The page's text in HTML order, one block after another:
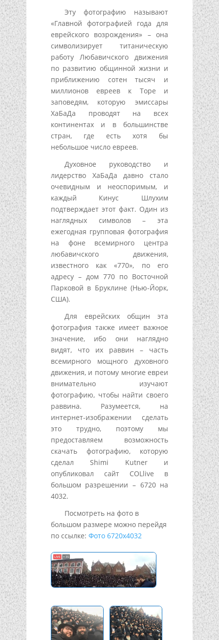
Эту фотографию называют
«Главной фотографией года для
еврейского возрождения» – она
символизирует титаническую
работу Любавичского движения
по развитию общинной жизни и
приближению сотен тысяч и
миллионов евреев к Торе и
заповедям, которую эмиссары
ХаБаДа проводят на всех
континентах и в большинстве
стран, где есть хотя бы
небольшое число евреев.
Духовное руководство и
лидерство ХаБаДа давно стало
очевидным и неоспоримым, и
каждый Кинус Шлухим
подтверждает этот факт. Один из
наглядных символов – эта
ежегодная групповая фотография
на фоне всемирного центра
любавичского движения,
известного как «770», по его
адресу – дом 770 по Восточной
Парковой в Бруклине (Нью-Йорк,
США).
Для еврейских общин эта
фотография также имеет важное
значение, ибо они наглядно
видят, что их раввин – часть
всемирного мощного духовного
движения, и потому многие евреи
внимательно изучают
фотографию, чтобы найти своего
раввина. Разумеется, на
интернет-изображении сделать
это трудно, поэтому мы
предоставляем возможность
скачать фотографию, которую
сделал Shimi Kutner и
опубликовал сайт COLlive в
большом разрешении – 6720 на
4032.
Посмотреть на фото в
большом размере можно перейдя
по ссылке: Фото 6720х4032